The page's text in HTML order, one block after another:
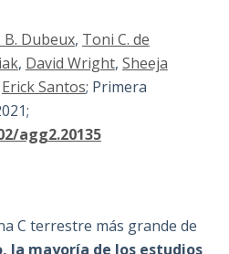
B. Dubeux, Toni C. de
, David Wright, Sheeja
Erick Santos; Primera
agg2.20135
C terrestre más grande de
la mayoría de los estudios